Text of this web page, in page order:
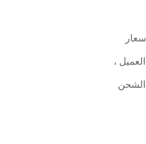
،
الشحن